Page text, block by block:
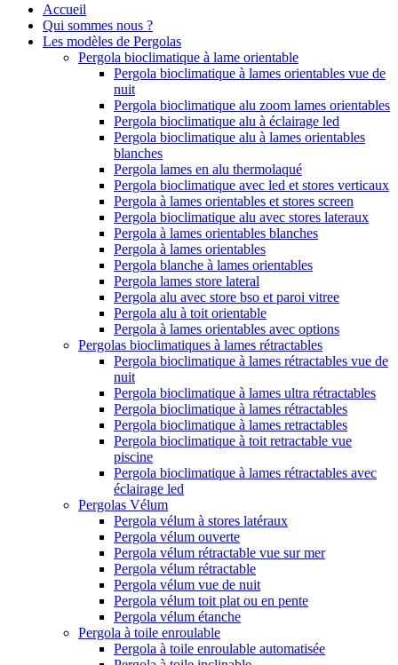
Accueil
Qui sommes nous ?
Les modèles de Pergolas
Pergola bioclimatique à lame orientable
Pergola bioclimatique à lames orientables vue de
nuit
Pergola bioclimatique alu zoom lames orientables
Pergola bioclimatique alu à éclairage led
Pergola bioclimatique alu à lames orientables
blanches
Pergola lames en alu thermolaqué
Pergola bioclimatique avec led et stores verticaux
Pergola à lames orientables et stores screen
Pergola bioclimatique alu avec stores lateraux
Pergola à lames orientables blanches
Pergola à lames orientables
Pergola blanche à lames orientables
Pergola lames store lateral
Pergola alu avec store bso et paroi vitree
Pergola alu à toit orientable
Pergola à lames orientables avec options
Pergolas bioclimatiques à lames rétractables
Pergola bioclimatique à lames rétractables vue de
nuit
Pergola bioclimatique à lames ultra rétractables
Pergola bioclimatique à lames rétractables
Pergola bioclimatique à lames retractables
Pergola bioclimatique à toit retractable vue
piscine
Pergola bioclimatique à lames rétractables avec
éclairage led
Pergolas Vélum
Pergola vélum à stores latéraux
Pergola vélum ouverte
Pergola vélum rétractable vue sur mer
Pergola vélum rétractable
Pergola vélum vue de nuit
Pergola vélum toit plat ou en pente
Pergola vélum étanche
Pergola à toile enroulable
Pergola à toile enroulable automatisée